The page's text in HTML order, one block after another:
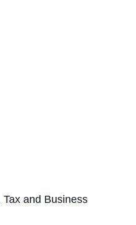
and Business